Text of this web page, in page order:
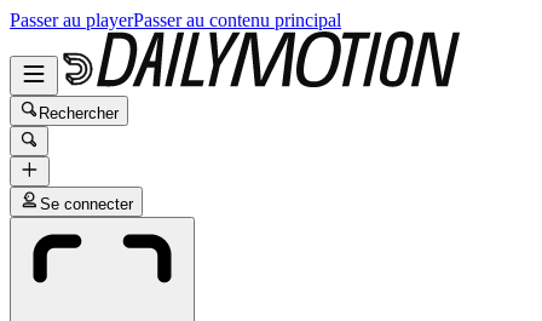
Passer au playerPasser au contenu principal
Rechercher
Se connecter